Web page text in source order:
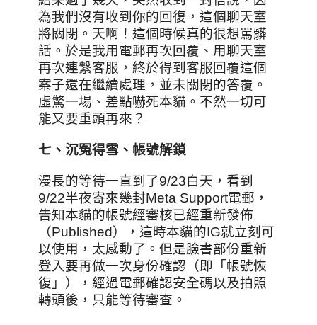
為我們沒有收到你的回復，這個聊天室
將關閉。天啊！這個時候真的很想罵髒
話。於是我用電郵再次回覆、用聊天室
再次連繫客服，終於得到客服回覆這個
案子還在繼續處理，並未關閉的答覆。
虛驚一場、差點嚇死本貓。不然一切可
能又要重頭再來？
七、沉冤得雪、帳號解鎖
漫長的等待一直到了9/23白天，看到
9/22半夜寄來幾封Meta Support電郵，
告知本貓的帳號經審核已經重新發佈
（Published），這時本貓的IG就立刻可
以使用，太感動了。但是臉書部份重新
登入要再做一次身份確認（即「帳號恢
復」），經過電郵確認安全碼以及拍照
轉頭後，只能等待審查。